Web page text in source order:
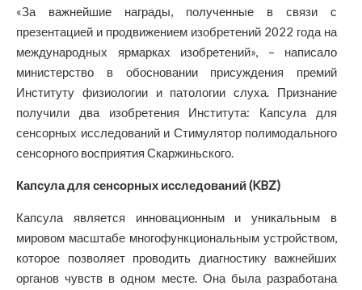
«За важнейшие награды, полученные в связи с
презентацией и продвижением изобретений 2022 года на
международных ярмарках изобретений», – написало
министерство в обосновании присуждения премий
Институту физиологии и патологии слуха. Признание
получили два изобретения Института: Капсула для
сенсорных исследований и Стимулятор полимодального
сенсорного восприятия Скаржиньского.
Капсула для сенсорных исследований (KBZ)
Капсула является инновационным и уникальным в
мировом масштабе многофункциональным устройством,
которое позволяет проводить диагностику важнейших
органов чувств в одном месте. Она была разработана